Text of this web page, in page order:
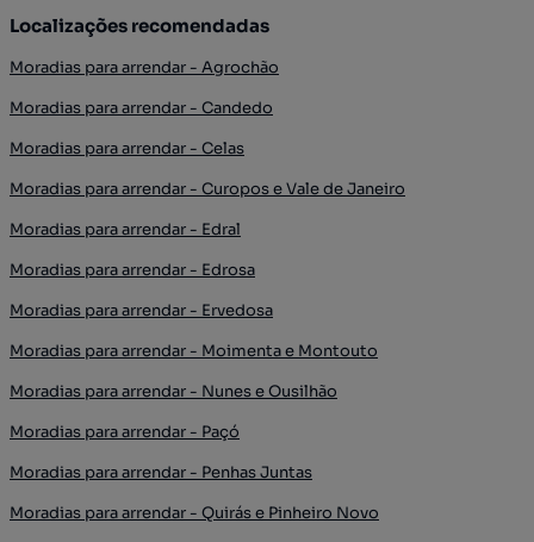
Localizações recomendadas
Moradias para arrendar - Agrochão
Moradias para arrendar - Candedo
Moradias para arrendar - Celas
Moradias para arrendar - Curopos e Vale de Janeiro
Moradias para arrendar - Edral
Moradias para arrendar - Edrosa
Moradias para arrendar - Ervedosa
Moradias para arrendar - Moimenta e Montouto
Moradias para arrendar - Nunes e Ousilhão
Moradias para arrendar - Paçó
Moradias para arrendar - Penhas Juntas
Moradias para arrendar - Quirás e Pinheiro Novo